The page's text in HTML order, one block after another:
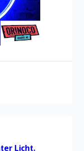
Licht.